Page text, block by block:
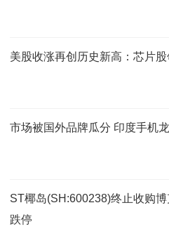
美股收涨再创历史新高：芯片
市场被国外品牌瓜分 印度手机
ST椰岛(SH:600238)终止收购
跌停